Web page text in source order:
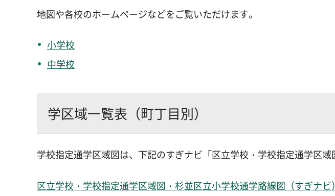
地図や各校のホームページなどをご覧いただけます。
小学校
中学校
学区域一覧表（町丁目別）
学校指定通学区域図は、下記のすぎナビ「区立学校・学校指定通学区
区立学校・学校指定通学区域図・杉並区立小学校通学路線図（すぎナビ）